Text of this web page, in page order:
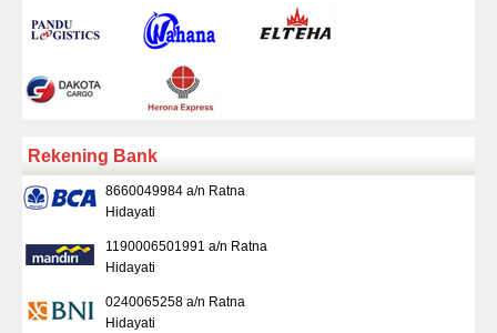
Rekening Bank
8660049984 a/n Ratna
Hidayati
1190006501991 a/n Ratna
Hidayati
0240065258 a/n Ratna
Hidayati